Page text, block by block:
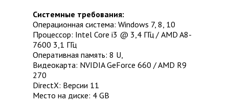
Системные требования:
Операционная система: Windows 7, 8, 10
Процессор: Intel Core i3 @ 3,4 ГГц / AMD A8-
7600 3,1 ГГц
Оперативная память: 8 U,
Видеокарта: NVIDIA GeForce 660 / AMD R9
270
DirectX: Версии 11
Место на диске: 4 GB